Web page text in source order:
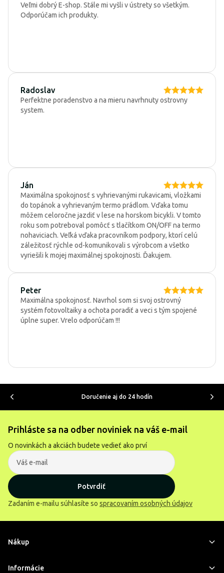
Veľmi dobrý E-shop. Stále mi vyšli v ústrety so všetkým.
Odporúčam ich produkty.
Radoslav
Perfektne poradenstvo a na mieru navrhnuty ostrovny
system.
Ján
Maximálna spokojnosť s vyhrievanými rukavicami, vložkami
do topánok a vyhrievaným termo prádlom. Vďaka tomu
môžem celoročne jazdiť v lese na horskom bicykli. V tomto
roku som potreboval pomôcť s tlačítkom ON/OFF na termo
nohaviciach. Veľká vďaka pracovníkom podpory, ktorí celú
záležitosť rýchle od-komunikovali s výrobcom a všetko
vyriešili k mojej maximálnej spokojnosti. Ďakujem.
Peter
Maximálna spokojnosť. Navrhol som si svoj ostrovný
systém fotovoltaiky a ochota poradiť a veci s tým spojené
úplne super. Vrelo odporúčam !!!
Doručenie aj do 24 hodín
Prihláste sa na odber noviniek na váš e-mail
O novinkách a akciách budete vedieť ako prví
Potvrdiť
Zadaním e-mailu súhlasíte so spracovaním osobných údajov
Nákup
Informácie